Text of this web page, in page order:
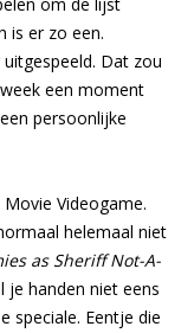
om de lijst
is er zo een.
Dat zou
een moment
persoonlijke
Videogame.
helemaal niet
as Sheriff Not-A-
je handen niet eens
speciale. Eentje die